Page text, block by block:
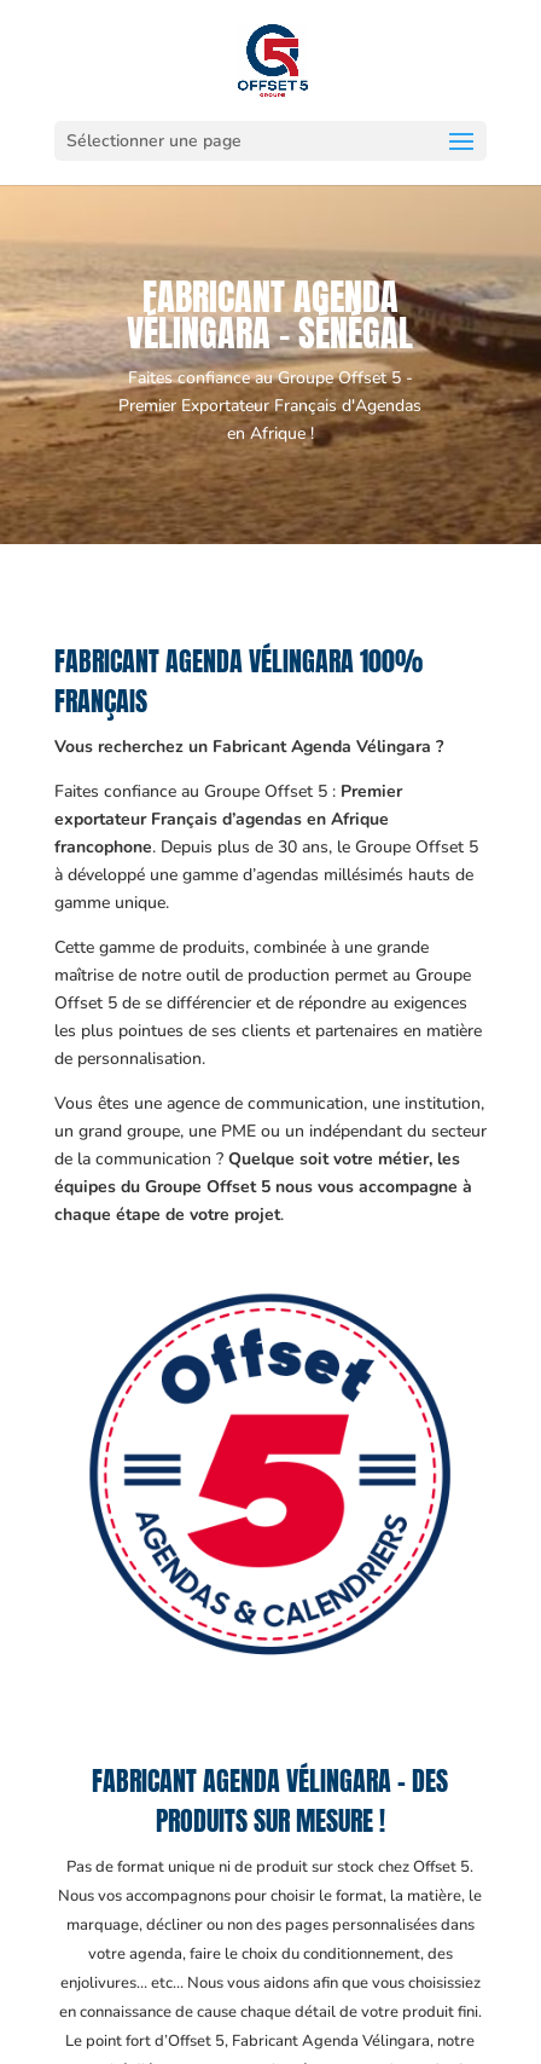
Sélectionner une page
FABRICANT AGENDA
VÉLINGARA - SÉNÉGAL
Faites confiance au Groupe Offset 5 -
Premier Exportateur Français d'Agendas
en Afrique !
FABRICANT AGENDA VÉLINGARA 100%
FRANÇAIS
Vous recherchez un Fabricant Agenda Vélingara ?
Faites confiance au Groupe Offset 5 : Premier
exportateur Français d’agendas en Afrique
francophone. Depuis plus de 30 ans, le Groupe Offset 5
à développé une gamme d’agendas millésimés hauts de
gamme unique.
Cette gamme de produits, combinée à une grande
maîtrise de notre outil de production permet au Groupe
Offset 5 de se différencier et de répondre au exigences
les plus pointues de ses clients et partenaires en matière
de personnalisation.
Vous êtes une agence de communication, une institution,
un grand groupe, une PME ou un indépendant du secteur
de la communication ? Quelque soit votre métier, les
équipes du Groupe Offset 5 nous vous accompagne à
chaque étape de votre projet.
FABRICANT AGENDA VÉLINGARA – DES
PRODUITS SUR MESURE !
Pas de format unique ni de produit sur stock chez Offset 5.
Nous vos accompagnons pour choisir le format, la matière, le
marquage, décliner ou non des pages personnalisées dans
votre agenda, faire le choix du conditionnement, des
enjolivures… etc… Nous vous aidons afin que vous choisissiez
en connaissance de cause chaque détail de votre produit fini.
Le point fort d’Offset 5, Fabricant Agenda Vélingara, notre